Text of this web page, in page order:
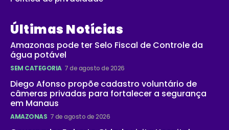
Últimas Notícias
Amazonas pode ter Selo Fiscal de Controle da
água potável
SEM CATEGORIA 7 de agosto de 2026
Diego Afonso propõe cadastro voluntário de
câmeras privadas para fortalecer a segurança
em Manaus
AMAZONAS 7 de agosto de 2026